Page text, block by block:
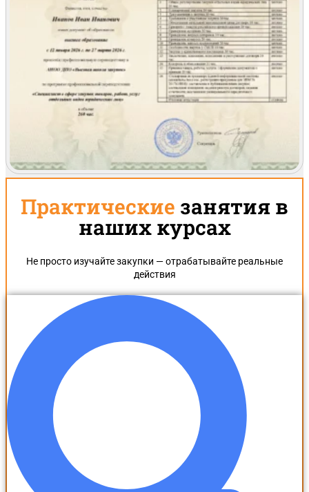
Практические занятия в
наших курсах
Не просто изучайте закупки — отрабатывайте реальные
действия